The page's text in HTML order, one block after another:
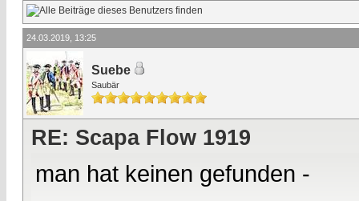
24.03.2019, 13:25
Suebe
Saubär
RE: Scapa Flow 1919
man hat keinen gefunden -